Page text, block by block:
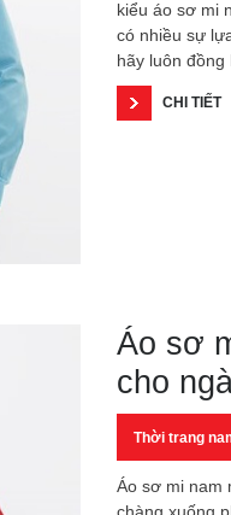
kiểu áo sơ mi
có nhiều sự
hãy luôn đồng
CHI TIẾT
Áo sơ
cho
Thời trang
Áo sơ mi nam